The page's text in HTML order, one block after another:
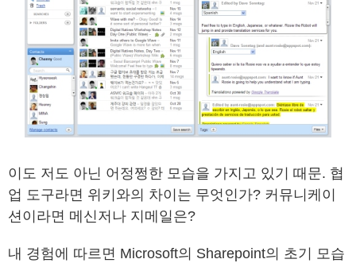
이도 저도 아닌 어정쩡한 모습을 가지고 있기 때문. 협
업 도구라면 위키와의 차이는 무엇인가? 커뮤니케이
션이라면 메신저나 지메일은?
내 경험에 따르면 Microsoft의 Sharepoint의 초기 모습